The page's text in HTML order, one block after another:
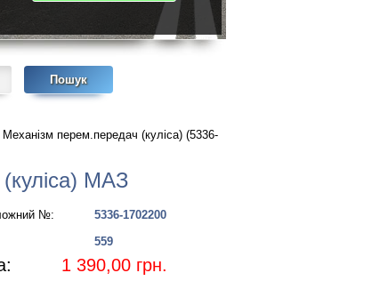
Механізм перем.передач (куліса) (5336-
МАЗ
№:
5336-1702200
559
1 390,00 грн.